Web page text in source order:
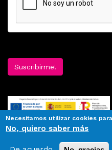
Suscribirme!
Necesitamos utilizar cookies
No, quiero saber más